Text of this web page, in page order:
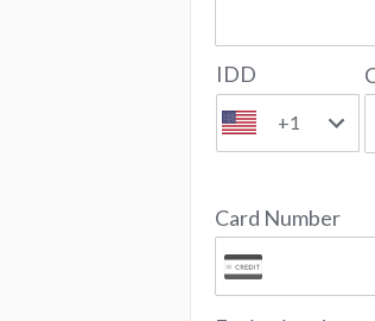
IDD
+1
Card Number